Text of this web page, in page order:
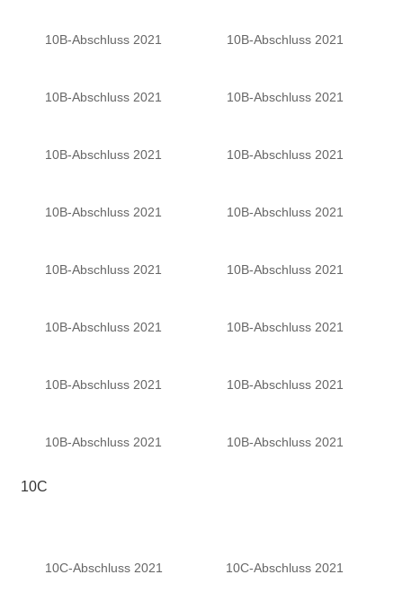
10B-Abschluss 2021 10B-Abschluss 2021
10B-Abschluss 2021 10B-Abschluss 2021
10B-Abschluss 2021 10B-Abschluss 2021
10B-Abschluss 2021 10B-Abschluss 2021
10B-Abschluss 2021 10B-Abschluss 2021
10B-Abschluss 2021 10B-Abschluss 2021
10B-Abschluss 2021 10B-Abschluss 2021
10B-Abschluss 2021 10B-Abschluss 2021
10C
10C-Abschluss 2021 10C-Abschluss 2021